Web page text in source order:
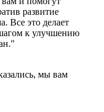
развитие
Все это делает
к улучшению
мы вам